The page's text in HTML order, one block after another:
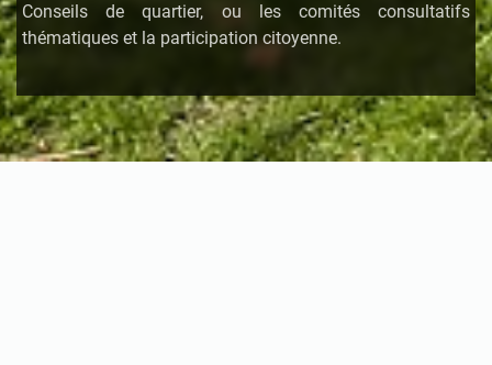
Conseils de quartier, ou les comités consultatifs
thématiques et la participation citoyenne.